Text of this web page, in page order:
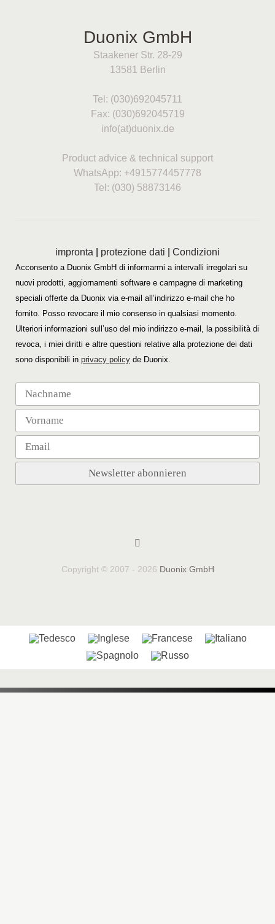
Duonix GmbH
Staakener Str. 28-29
13581 Berlin
Tel: (030)692045711
Fax: (030)692045719
info(at)duonix.de
Product advice & technical support
WhatsApp: +4915774457778
Tel: (030) 58873146
impronta protezione dati Condizioni
Acconsento a Duonix GmbH di informarmi a intervalli irregolari su
nuovi prodotti, aggiornamenti software e campagne di marketing
speciali offerte da Duonix via e-mail all’indirizzo e-mail che ho
fornito. Posso revocare il mio consenso in qualsiasi momento.
Ulteriori informazioni sull’uso del mio indirizzo e-mail, la possibilità di
revoca, i miei diritti e altre questioni relative alla protezione dei dati
sono disponibili in privacy policy de Duonix.
Copyright © 2007 - 2026 Duonix GmbH